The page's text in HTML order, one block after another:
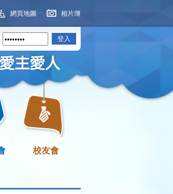
網頁地圖 相片簿
校友會